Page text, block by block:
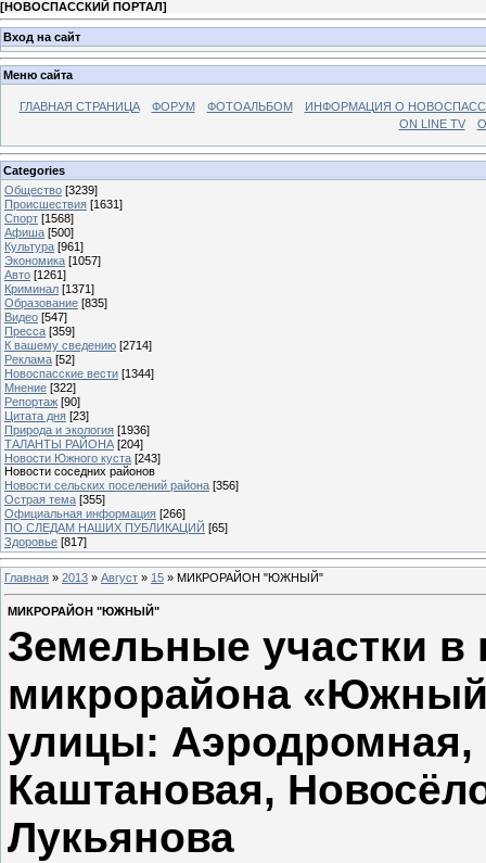
[НОВОСПАССКИЙ ПОРТАЛ]
Вход на сайт
Меню сайта
ГЛАВНАЯ СТРАНИЦА ФОРУМ ФОТОАЛЬБОМ
ИНФОРМАЦИЯ О
ON LINE TV
Categories
Общество [3239]
Происшествия [1631]
Спорт [1568]
Афиша [500]
Культура [961]
Экономика [1057]
Авто [1261]
Криминал [1371]
Образование [835]
Видео [547]
Пресса [359]
К вашему сведению [2714]
Реклама [52]
Новоспасские вести [1344]
Мнение [322]
Репортаж [90]
Цитата дня [23]
Природа и экология [1936]
ТАЛАНТЫ РАЙОНА [204]
Новости Южного куста [243]
Новости соседних районов
Новости сельских поселений района [356]
Острая тема [355]
Официальная информация [266]
ПО СЛЕДАМ НАШИХ ПУБЛИКАЦИЙ [65]
Здоровье [817]
Главная » 2013 » Август » 15 » МИКРОРАЙОН "ЮЖНЫЙ"
МИКРОРАЙОН "ЮЖНЫЙ"
Земельные участки в
микрорайона
улицы: Аэродромная,
Каштановая,
Лукьянова